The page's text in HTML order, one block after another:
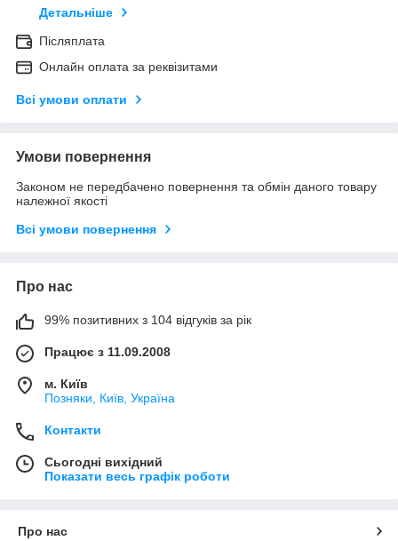
Детальніше
Післяплата
Онлайн оплата за реквізитами
Всі умови оплати
Умови повернення
Законом не передбачено повернення та обмін даного товару
належної якості
Всі умови повернення
Про нас
99% позитивних з 104 відгуків за рік
Працює з 11.09.2008
м. Київ
Позняки, Київ, Україна
Контакти
Сьогодні вихідний
Показати весь графік роботи
Про нас